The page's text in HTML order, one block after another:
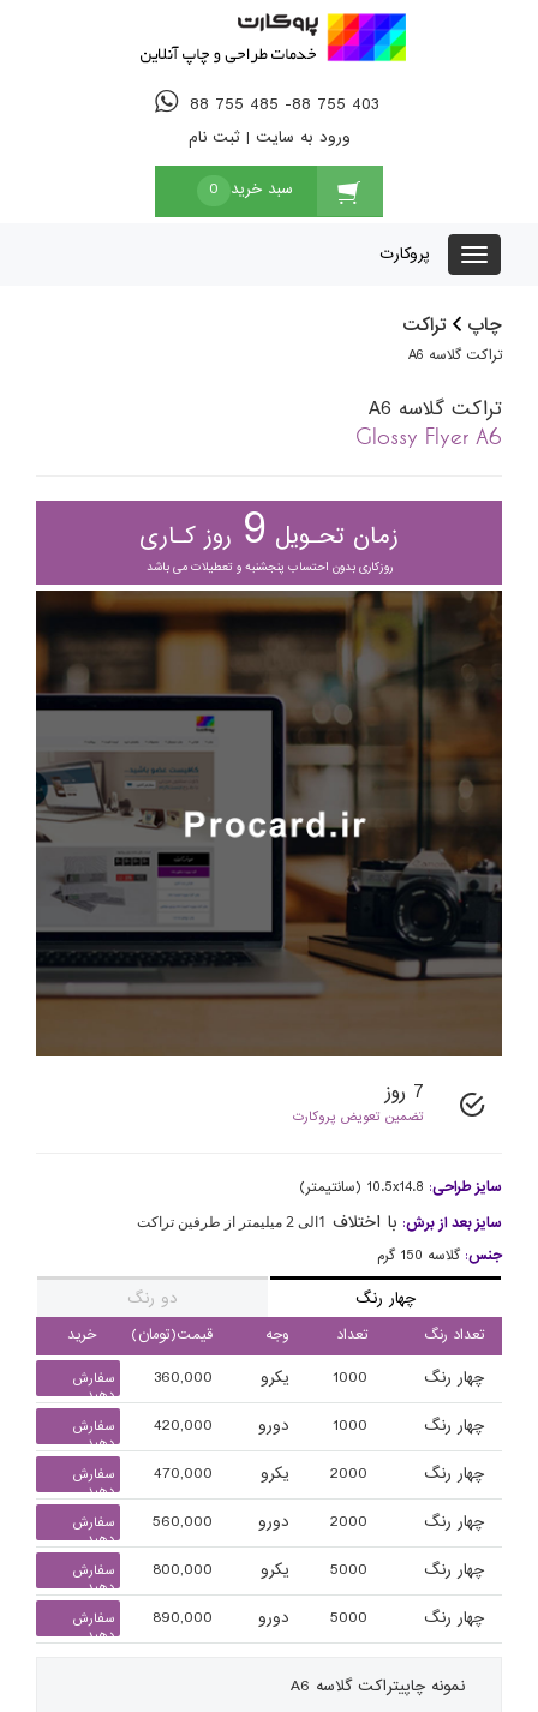
88 755 485 -88 755 403
ورود به سایت |ثبت نام
سبد خرید 0
پروکارت
چاپ تراکت
تراکت گلاسه A6
تراکت گلاسه A6
Glossy Flyer A6
زمان تحـویل 9 روز کـاری
روزکاری بدون احتساب پنجشنبه و تعطیلات می باشد
7 روز
تضمین تعویض پروکارت
سایز طراحی: 10.5x14.8 (سانتیمتر)
سایز بعد از برش: با اختلاف 1الی 2 میلیمتر از طرفین تراکت
جنس: گلاسه 150 گرم
چهار رنگ دو رنگ
تعداد رنگ تعداد وجه قیمت(تومان) خرید
چهار رنگ 1000 یکرو 360,000
سفارش
دهید
چهار رنگ 1000 دورو 420,000
سفارش
دهید
چهار رنگ 2000 یکرو 470,000
سفارش
دهید
چهار رنگ 2000 دورو 560,000
سفارش
دهید
چهار رنگ 5000 یکرو 800,000
سفارش
دهید
چهار رنگ 5000 دورو 890,000
سفارش
دهید
نمونه چاپیتراکت گلاسه A6